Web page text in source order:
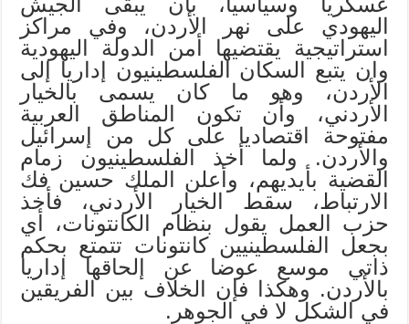
اليهودي على نهر الأردن، وفي مراكز
استراتيجية يقتضيها أمن الدولة اليهودية
وان يتبع السكان الفلسطينيون إداريا إلى
الأردن، وهو ما كان يسمى بالخيار
الأردني، وأن تكون المناطق العربية
مفتوحة اقتصاديا على كل من إسرائيل
والأردن. ولما أخذ الفلسطينيون زمام
القضية بأيديهم، وأعلن الملك حسين فك
الارتباط، سقط الخيار الأردني، فأخذ
حزب العمل يقول بنظام الكانتونات، أي
بجعل الفلسطينيين كانتونات تتمتع بحكم
ذاتي موسع عوضا عن إلحاقها إداريا
بالأردن. وهكذا فإن الخلاف بين الفريقين
في الشكل لا في الجوهر.